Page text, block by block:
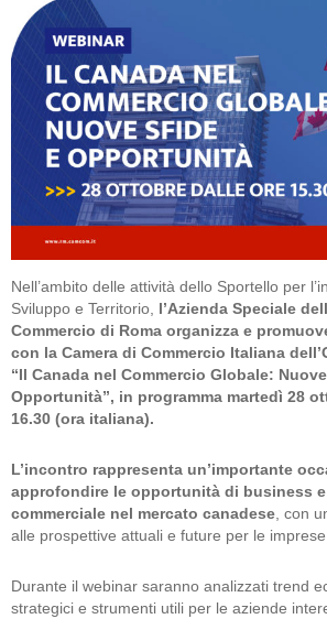
Nell’ambito delle attività dello Sportello per
Sviluppo e Territorio, l’Azienda Speciale
Commercio di Roma organizza e
con la Camera di Commercio Italiana
“Il Canada nel Commercio Globale:
Opportunità”, in programma martedì 28
16.30 (ora italiana).
L’incontro rappresenta un’importante
approfondire le opportunità di business
commerciale nel mercato canadese , con
alle prospettive attuali e future per le imprese
Durante il webinar saranno analizzati trend
strategici e strumenti utili per le aziende